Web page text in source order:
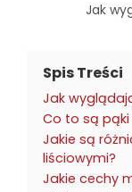
Jak
Spis Treści
Jak
Co to są
Jakie są
liściowymi?
Jakie cechy